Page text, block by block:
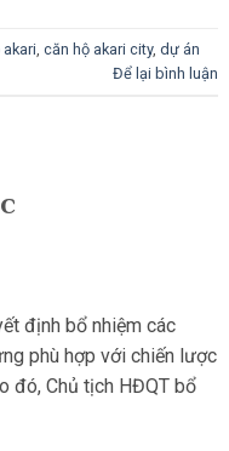
căn hộ akari city, dự án
Để lại bình luận
định bổ nhiệm các
phù hợp với chiến lược
đó, Chủ tịch HĐQT bổ